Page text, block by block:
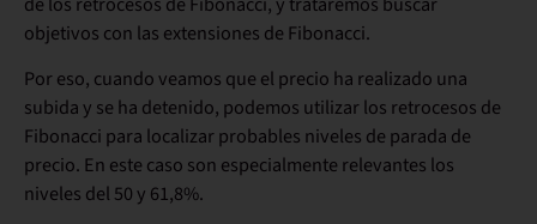
objetivos con las extensiones de Fibonacci.
Por eso, cuando veamos que el precio ha realizado una
subida y se ha detenido, podemos utilizar los retrocesos de
Fibonacci para localizar probables niveles de parada de
precio. En este caso son especialmente relevantes los
niveles del 50 y 61,8%.